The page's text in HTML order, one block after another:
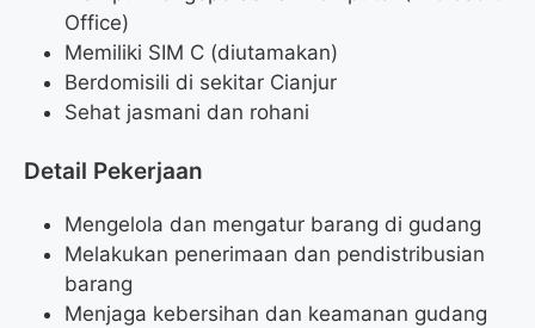
Office)
Memiliki SIM C (diutamakan)
Berdomisili di sekitar Cianjur
Sehat jasmani dan rohani
Detail Pekerjaan
Mengelola dan mengatur barang di gudang
Melakukan penerimaan dan pendistribusian
barang
Menjaga kebersihan dan keamanan gudang